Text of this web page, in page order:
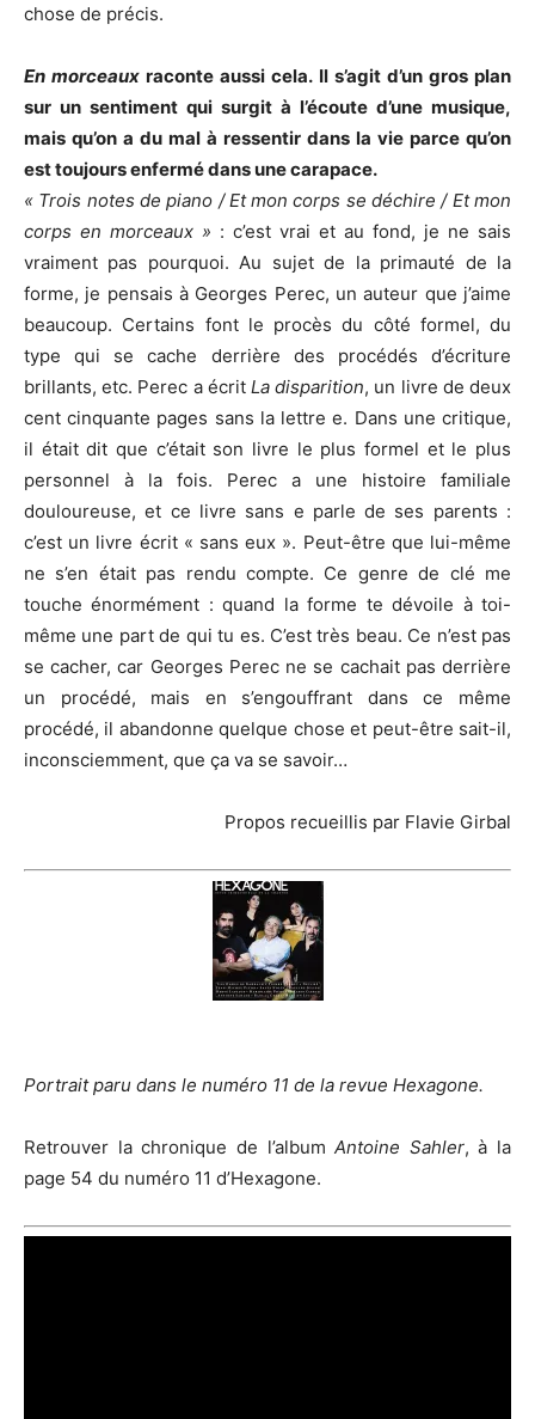
chose de précis.
En morceauxraconte aussi cela. Il s’agit d’un gros plan
sur un sentiment qui surgit à l’écoute d’une musique,
mais qu’on a du mal à ressentir dans la vie parce qu’on
est toujours enfermé dans une carapace.
« Trois notes de piano / Et mon corps se déchire / Et mon
corps en morceaux » : c’est vrai et au fond, je ne sais
vraiment pas pourquoi. Au sujet de la primauté de la
forme, je pensais à Georges Perec, un auteur que j’aime
beaucoup. Certains font le procès du côté formel, du
type qui se cache derrière des procédés d’écriture
brillants, etc. Perec a écrit La disparition, un livre de deux
cent cinquante pages sans la lettre e. Dans une critique,
il était dit que c’était son livre le plus formel et le plus
personnel à la fois. Perec a une histoire familiale
douloureuse, et ce livre sans e parle de ses parents :
c’est un livre écrit « sans eux ». Peut-être que lui-même
ne s’en était pas rendu compte. Ce genre de clé me
touche énormément : quand la forme te dévoile à toi-
même une part de qui tu es. C’est très beau. Ce n’est pas
se cacher, car Georges Perec ne se cachait pas derrière
un procédé, mais en s’engouffrant dans ce même
procédé, il abandonne quelque chose et peut-être sait-il,
inconsciemment, que ça va se savoir…
Propos recueillis par Flavie Girbal
Portrait paru dans le numéro 11 de la revue Hexagone.
Retrouver la chronique de l’albumAntoine Sahler, à la
page 54 du numéro 11 d’Hexagone.